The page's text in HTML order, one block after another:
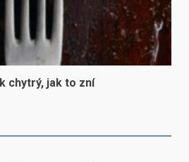
chytrý, jak to zní